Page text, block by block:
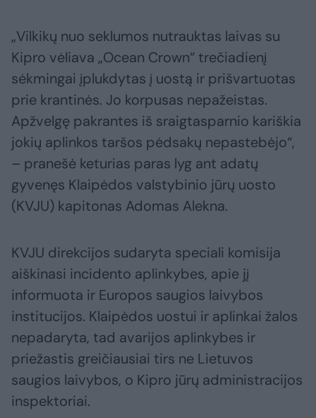
„Vilkikų nuo seklumos nutrauktas laivas su
Kipro vėliava „Ocean Crown“ trečiadienį
sėkmingai įplukdytas į uostą ir prišvartuotas
prie krantinės. Jo korpusas nepažeistas.
Apžvelgę pakrantes iš sraigtasparnio kariškia
jokių aplinkos taršos pėdsakų nepastebėjo“,
– pranešė keturias paras lyg ant adatų
gyvenęs Klaipėdos valstybinio jūrų uosto
(KVJU) kapitonas Adomas Alekna.
KVJU direkcijos sudaryta speciali komisija
aiškinasi incidento aplinkybes, apie jį
informuota ir Europos saugios laivybos
institucijos. Klaipėdos uostui ir aplinkai žalos
nepadaryta, tad avarijos aplinkybes ir
priežastis greičiausiai tirs ne Lietuvos
saugios laivybos, o Kipro jūrų administracijos
inspektoriai.